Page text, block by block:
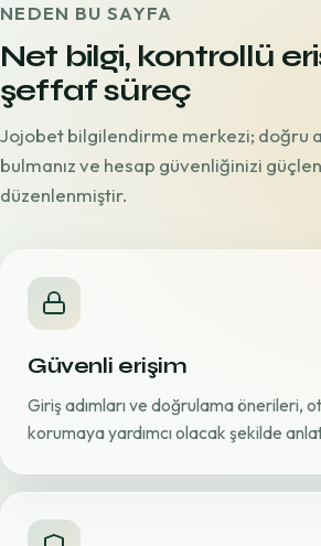
NEDEN BU SAYFA
Net bilgi, kontrollü
şeffaf süreç
Jojobet bilgilendirme merkezi; doğru
bulmanız ve hesap güvenliğinizi
düzenlenmiştir.
Güvenli erişim
Giriş adımları ve doğrulama önerileri,
korumaya yardımcı olacak şekilde